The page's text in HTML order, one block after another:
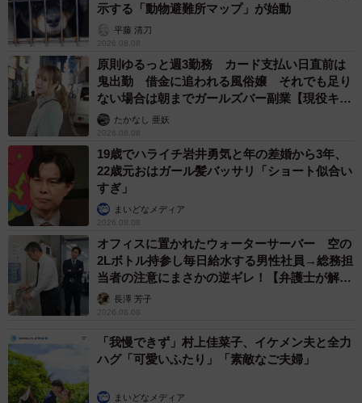
示する「動物避難所マップ」が始動
平藤 清刀
2026.08.08
原則ゆるっと週3勤務 カード支払い日直前は
鬼出勤 借金に追われる風俗嬢 それでも足り
ない場合は朝までガールズバー副業【現役キャ
ストに取材】
たかなし 亜妖
2026.08.08
19歳でハライチ岩井勇気と年の差婚から3年、
22歳元おはガール髪バッサリ「ショート似合い
すぎ」
まいどなメディア
2026.08.08
オフィスに置かれたウォーターサーバー 空の
2Lボトル持参し毎日給水する男性社員→総務担
当者の注意にまさかの逆ギレ！【弁護士が解
説】長澤 芳子
2026.08.08
「我慢できず」村上佳菜子、イケメン夫と全力
ハグ「可愛いふたり」「素敵なご夫婦」
まいどなメディア